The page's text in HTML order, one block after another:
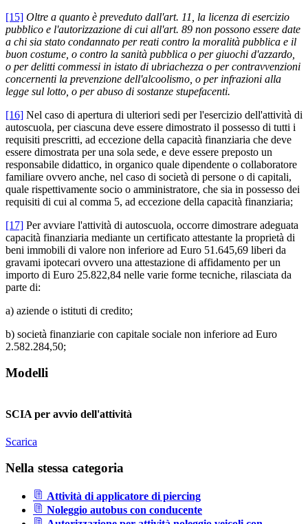
[15] Oltre a quanto è preveduto dall'art. 11, la licenza di esercizio
pubblico e l'autorizzazione di cui all'art. 89 non possono essere date
a chi sia stato condannato per reati contro la moralità pubblica e il
buon costume, o contro la sanità pubblica o per giuochi d'azzardo,
o per delitti commessi in istato di ubriachezza o per contravvenzioni
concernenti la prevenzione dell'alcoolismo, o per infrazioni alla
legge sul lotto, o per abuso di sostanze stupefacenti.
[16] Nel caso di apertura di ulteriori sedi per l'esercizio dell'attività di
autoscuola, per ciascuna deve essere dimostrato il possesso di tutti i
requisiti prescritti, ad eccezione della capacità finanziaria che deve
essere dimostrata per una sola sede, e deve essere preposto un
responsabile didattico, in organico quale dipendente o collaboratore
familiare ovvero anche, nel caso di società di persone o di capitali,
quale rispettivamente socio o amministratore, che sia in possesso dei
requisiti di cui al comma 5, ad eccezione della capacità finanziaria;
[17] Per avviare l'attività di autoscuola, occorre dimostrare adeguata
capacità finanziaria mediante un certificato attestante la proprietà di
beni immobili di valore non inferiore ad Euro 51.645,69 liberi da
gravami ipotecari ovvero una attestazione di affidamento per un
importo di Euro 25.822,84 nelle varie forme tecniche, rilasciata da
parte di:
a) aziende o istituti di credito;
b) società finanziarie con capitale sociale non inferiore ad Euro
2.582.284,50;
Modelli
SCIA per avvio dell'attività
Scarica
Nella stessa categoria
Attività di applicatore di piercing
Noleggio autobus con conducente